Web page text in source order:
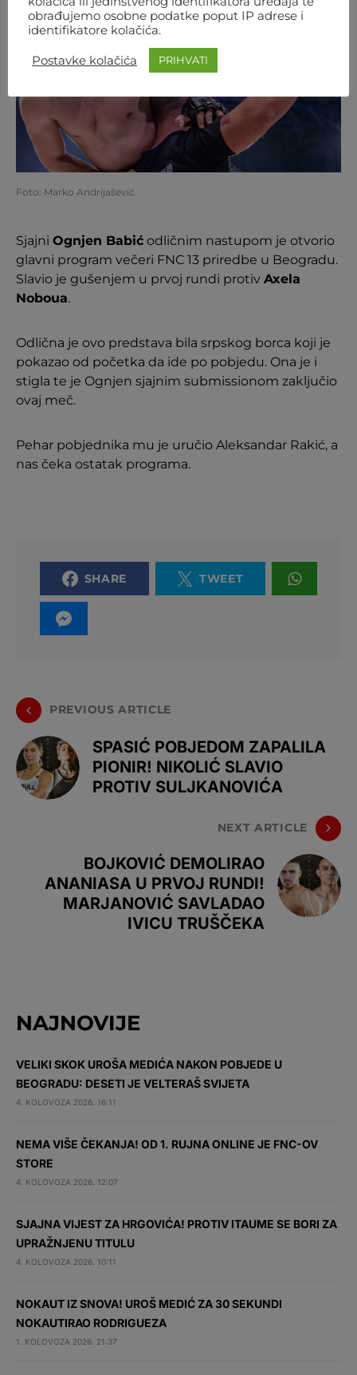
Foto: Marko Andrijašević
Sjajni Ognjen Babić odličnim nastupom je otvorio
glavni program večeri FNC 13 priredbe u Beogradu.
Slavio je gušenjem u prvoj rundi protiv Axela
Noboua.
Odlična je ovo predstava bila srpskog borca koji je
pokazao od početka da ide po pobjedu. Ona je i
stigla te je Ognjen sjajnim submissionom zaključio
ovaj meč.
Pehar pobjednika mu je uručio Aleksandar Rakić, a
nas čeka ostatak programa.
SHARE TWEET
PREVIOUS ARTICLE
SPASIĆ POBJEDOM ZAPALILA
PIONIR! NIKOLIĆ SLAVIO
PROTIV SULJKANOVIĆA
NEXT ARTICLE
BOJKOVIĆ DEMOLIRAO
ANANIASA U PRVOJ RUNDI!
MARJANOVIĆ SAVLADAO
IVICU TRUŠČEKA
NAJNOVIJE
VELIKI SKOK UROŠA MEDIĆA NAKON POBJEDE U
BEOGRADU: DESETI JE VELTERAŠ SVIJETA
4. KOLOVOZA 2026. 16:11
NEMA VIŠE ČEKANJA! OD 1. RUJNA ONLINE JE FNC-OV
STORE
4. KOLOVOZA 2026. 12:07
SJAJNA VIJEST ZA HRGOVIĆA! PROTIV ITAUME SE BORI ZA
UPRAŽNJENU TITULU
4. KOLOVOZA 2026. 10:11
NOKAUT IZ SNOVA! UROŠ MEDIĆ ZA 30 SEKUNDI
NOKAUTIRAO RODRIGUEZA
1. KOLOVOZA 2026. 21:37
obrađujemo osobne podatke poput IP adrese i
identifikatore kolačića.
Postavke kolačića PRIHVATI